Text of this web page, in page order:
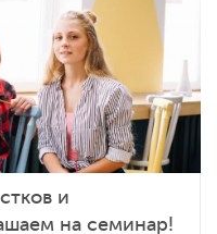
и
на семинар!